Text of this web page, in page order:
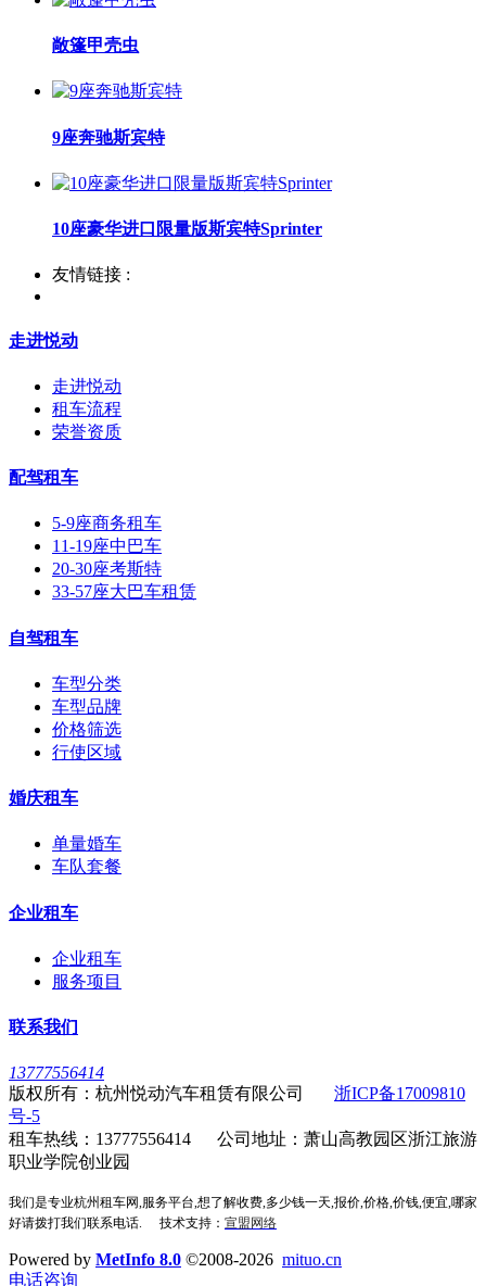
敞篷甲壳虫
9座奔驰斯宾特
10座豪华进口限量版斯宾特Sprinter
友情链接 :
走进悦动
走进悦动
租车流程
荣誉资质
配驾租车
5-9座商务租车
11-19座中巴车
20-30座考斯特
33-57座大巴车租赁
自驾租车
车型分类
车型品牌
价格筛选
行使区域
婚庆租车
单量婚车
车队套餐
企业租车
企业租车
服务项目
联系我们
13777556414
版权所有：杭州悦动汽车租赁有限公司 浙ICP备17009810
号-5
租车热线：13777556414 公司地址：萧山高教园区浙江旅游
职业学院创业园
我们是专业杭州租车网,服务平台,想了解收费,多少钱一天,报价,价格,价钱,便宜,哪家
好请拨打我们联系电话.
技术支持： 宣盟网络
Powered by MetInfo 8.0 ©2008-2026 mituo.cn
电话咨询